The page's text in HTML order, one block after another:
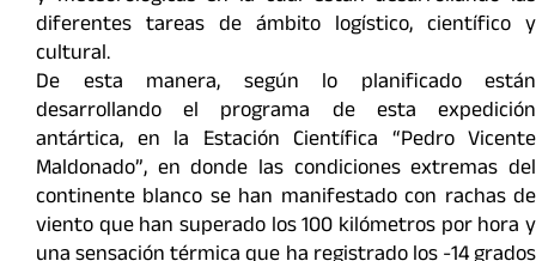
diferentes tareas de ámbito logístico, científico y
cultural.
De esta manera, según lo planificado están
desarrollando el programa de esta expedición
antártica, en la Estación Científica “Pedro Vicente
Maldonado”, en donde las condiciones extremas del
continente blanco se han manifestado con rachas de
viento que han superado los 100 kilómetros por hora y